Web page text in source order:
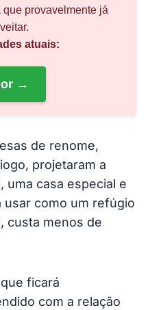
provavelmente já
atuais:
→
de renome,
projetaram a
, uma casa especial e
usar como um refúgio
custa menos de
ficará
com a relação